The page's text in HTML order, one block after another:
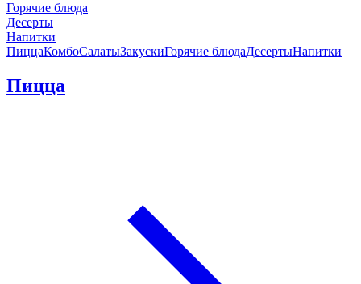
Горячие блюда
Десерты
Напитки
ПиццаКомбоСалатыЗакускиГорячие блюдаДесертыНапитки
Пицца